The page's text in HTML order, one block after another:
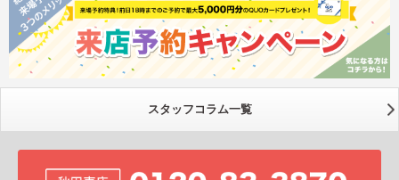
スタッフコラム一覧